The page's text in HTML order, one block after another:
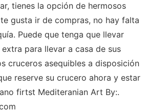
tienes la opción de hermosos
gusta ir de compras, no hay falta
Puede que tenga que llevar
para llevar a casa de sus
cruceros asequibles a disposición
reserve su crucero ahora y estar
firtst Mediteranian Art By:.